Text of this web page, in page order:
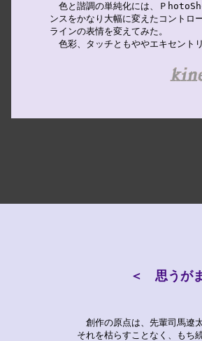
色と諧調の単純化には、Ｐ
ンスをかなり大幅に変えたコントロ
ラインの表情を変えてみた。
色彩、タッチともややエキセント
＜ 思うが
創作の原点は、先輩司馬遼太郎
それを枯らすことなく、もち続